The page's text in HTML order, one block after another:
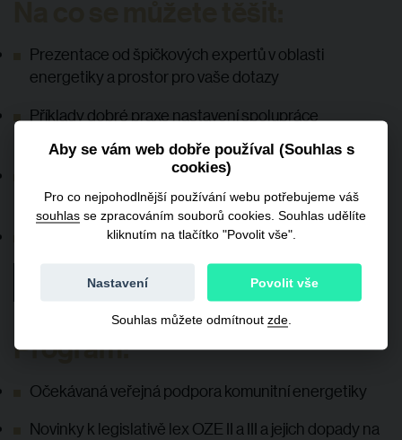
Prezentace od špičkových expertů v oblasti
energetiky a prostor pro vaše dotazy
Příklady dobré praxe nastavení spolupráce
Prostor pro networking samospráv, investorů a
expertů na právo, energetiku a udržitelnost
To vše u dobré kávy a občerstvení.
Chci dostat novinky o příští akci
Program:
Očekávaná veřejná podpora komunitní energetiky
Novinky k legislativě lex OZE II a III a jejich dopady na
Aby se vám web dobře používal (Souhlas s
cookies)
Pro co nejpohodlnější používání webu potřebujeme váš
souhlas se zpracováním souborů cookies. Souhlas udělíte
kliknutím na tlačítko "Povolit vše".
Povolit vše
Nastavení
Souhlas můžete odmítnout zde.